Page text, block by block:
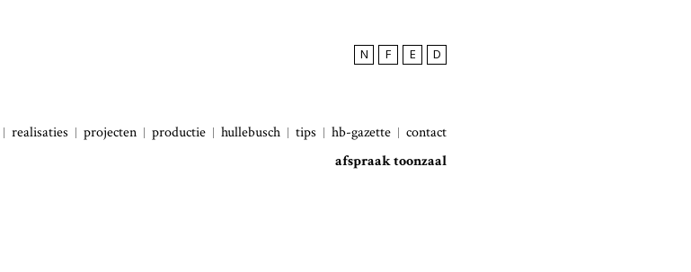
N F E D
realisaties projecten productie hullebusch tips hb-gazette
contact
afspraak toonzaal